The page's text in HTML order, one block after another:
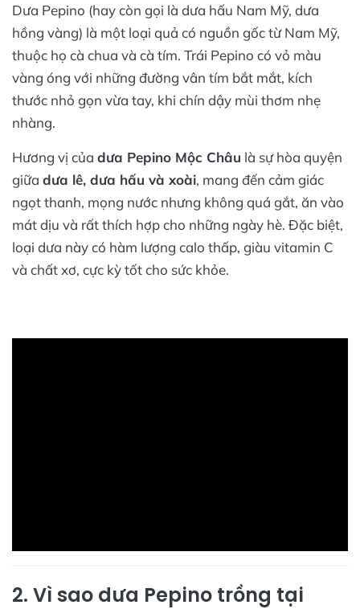
Dưa Pepino (hay còn gọi là dưa hấu Nam Mỹ, dưa
hồng vàng) là một loại quả có nguồn gốc từ Nam Mỹ,
thuộc họ cà chua và cà tím. Trái Pepino có vỏ màu
vàng óng với những đường vân tím bắt mắt, kích
thước nhỏ gọn vừa tay, khi chín dậy mùi thơm nhẹ
nhàng.
Hương vị của dưa Pepino Mộc Châu là sự hòa quyện
giữa dưa lê, dưa hấu và xoài, mang đến cảm giác
ngọt thanh, mọng nước nhưng không quá gắt, ăn vào
mát dịu và rất thích hợp cho những ngày hè. Đặc biệt,
loại dưa này có hàm lượng calo thấp, giàu vitamin C
và chất xơ, cực kỳ tốt cho sức khỏe.
2. Vì sao dưa Pepino trồng tại